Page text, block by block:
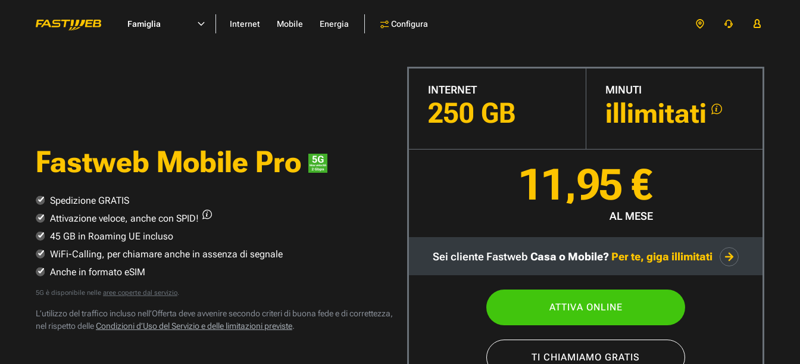
Famiglia Internet Mobile Energia Configura
Fastweb Mobile Pro
INTERNET
250 GB
MINUTI
illimitati
11,95 €
AL MESE
Sei cliente Fastweb Casa o Mobile? Per te, giga illimitati
ATTIVA ONLINE
TI CHIAMIAMO GRATIS
Spedizione GRATIS
Attivazione veloce, anche con SPID!
45 GB in Roaming UE incluso
WiFi-Calling, per chiamare anche in assenza di segnale
Anche in formato eSIM
5G è disponibile nelle aree coperte dal servizio.
L’utilizzo del traffico incluso nell’Offerta deve avvenire secondo criteri di buona fede e di correttezza,
nel rispetto delleCondizioni d’Uso del Servizio e delle limitazioni previste.